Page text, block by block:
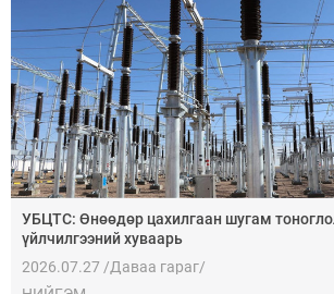
УБЦТС: Өнөөдөр цахилгаан шугам
үйлчилгээний хуваарь
2026.07.27 /Даваа гараг/